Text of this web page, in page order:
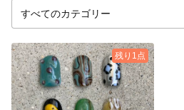
残り1点